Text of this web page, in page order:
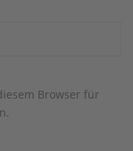
Browser für